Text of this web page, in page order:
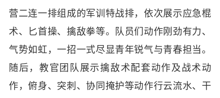
营二连一排组成的军训特战排，依次展示应急棍
术、匕首操、擒敌拳等。队员们动作刚劲有力、
气势如虹，一招一式尽显青年锐气与青春担当。
随后，教官团队展示擒敌术配套动作及战术动
作，俯身、突刺、协同掩护等动作行云流水、干